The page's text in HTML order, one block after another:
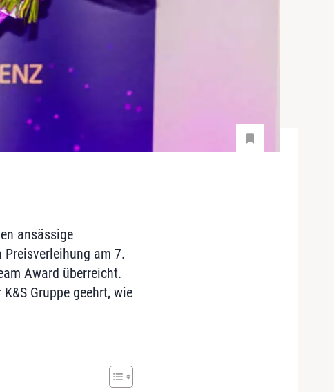
ansässige
Preisverleihung am 7.
Award überreicht.
Gruppe geehrt, wie